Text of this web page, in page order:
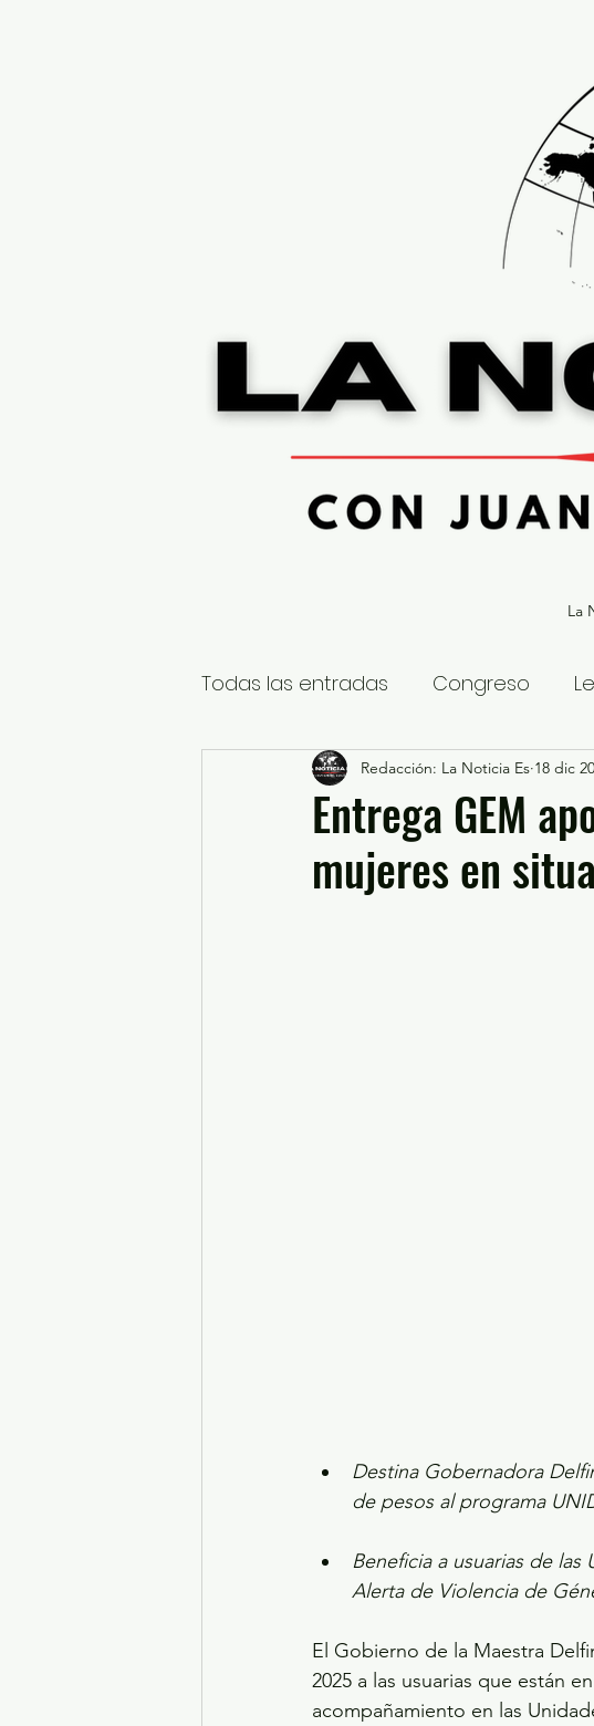
La
Todas las entradas Congreso
Nacional Estatal
Educación y Cultura Seguridad
Entrega GEM
mujeres en
Redacción: La Noticia Es 18 dic
Destina Gobernadora
de pesos al programa
Beneficia a usuarias de
Alerta de Violencia de
El Gobierno de la Maestra
2025 a las usuarias que están
acompañamiento en las